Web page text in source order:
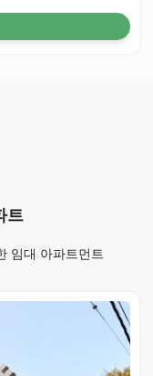
트
임대 아파트먼트